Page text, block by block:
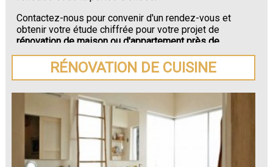
Contactez-nous pour convenir d'un rendez-vous et
obtenir votre étude chiffrée pour votre projet de
rénovation de maison ou d'appartement près de
Dachstein.
RÉNOVATION DE CUISINE